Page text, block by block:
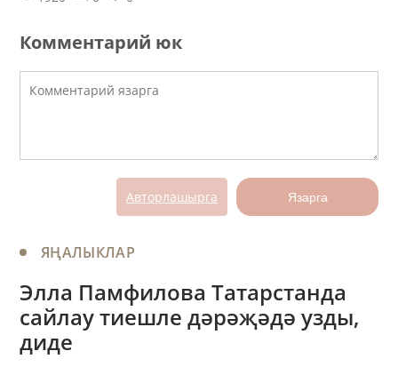
Комментарий юк
Авторлашырга Язарга
ЯҢАЛЫКЛАР
Элла Памфилова Татарстанда
сайлау тиешле дәрәҗәдә узды,
диде